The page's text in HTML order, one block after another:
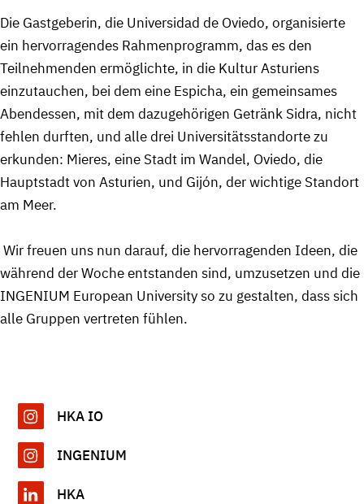
Die Gastgeberin, die Universidad de Oviedo, organisierte
ein hervorragendes Rahmenprogramm, das es den
Teilnehmenden ermöglichte, in die Kultur Asturiens
einzutauchen, bei dem eine Espicha, ein gemeinsames
Abendessen, mit dem dazugehörigen Getränk Sidra, nicht
fehlen durften, und alle drei Universitätsstandorte zu
erkunden: Mieres, eine Stadt im Wandel, Oviedo, die
Hauptstadt von Asturien, und Gijón, der wichtige Standort
am Meer.
Wir freuen uns nun darauf, die hervorragenden Ideen, die
während der Woche entstanden sind, umzusetzen und die
INGENIUM European University so zu gestalten, dass sich
alle Gruppen vertreten fühlen.
HKA IO
INGENIUM
HKA